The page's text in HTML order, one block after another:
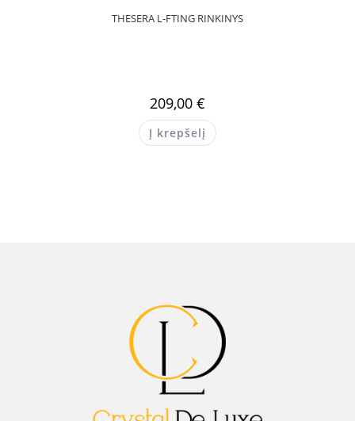
THESERA L-FTING RINKINYS
209,00 €
Į krepšelį